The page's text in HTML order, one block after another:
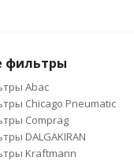
фильтры
Abac
Chicago Pneumatic
Comprag
DALGAKIRAN
Kraftmann